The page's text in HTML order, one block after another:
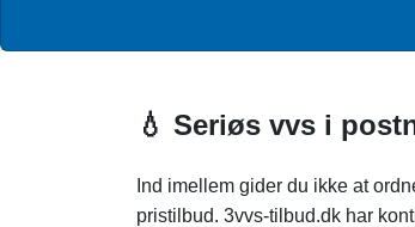
💧 Seriøs vvs i
Ind imellem gider du ikke at
pristilbud. 3vvs-tilbud.dk har